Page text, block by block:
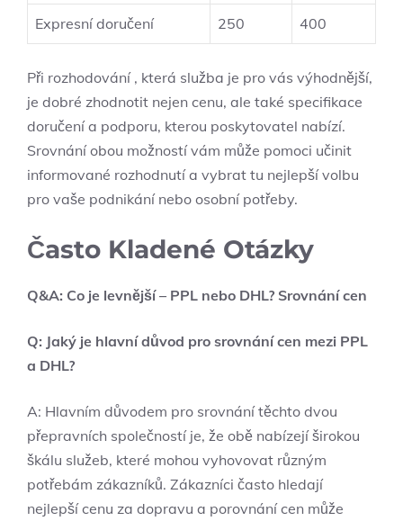
Expresní doručení 250 400
Při rozhodování , která služba je pro vás výhodnější,
je dobré zhodnotit nejen cenu, ale také specifikace
doručení a podporu, kterou poskytovatel nabízí.
Srovnání obou možností vám může pomoci učinit
informované rozhodnutí a vybrat tu nejlepší volbu
pro vaše podnikání nebo osobní potřeby.
Často Kladené Otázky
Q&A: Co je levnější – PPL nebo DHL? Srovnání cen
Q: Jaký je hlavní důvod pro srovnání cen mezi PPL
a DHL?
A: Hlavním důvodem pro srovnání těchto dvou
přepravních společností je, že obě nabízejí širokou
škálu služeb, které mohou vyhovovat různým
potřebám zákazníků. Zákazníci často hledají
nejlepší cenu za dopravu a porovnání cen může